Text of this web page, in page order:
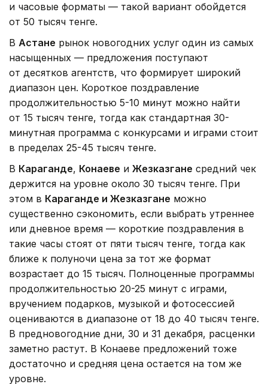
и часовые форматы — такой вариант обойдется
от 50 тысяч тенге.
В Астане рынок новогодних услуг один из самых
насыщенных — предложения поступают
от десятков агентств, что формирует широкий
диапазон цен. Короткое поздравление
продолжительностью 5-10 минут можно найти
от 15 тысяч тенге, тогда как стандартная 30-
минутная программа с конкурсами и играми стоит
в пределах 25-45 тысяч тенге.
В Караганде, Конаеве и Жезказгане средний чек
держится на уровне около 30 тысяч тенге. При
этом в Караганде и Жезказгане можно
существенно сэкономить, если выбрать утреннее
или дневное время — короткие поздравления в
такие часы стоят от пяти тысяч тенге, тогда как
ближе к полуночи цена за тот же формат
возрастает до 15 тысяч. Полноценные программы
продолжительностью 20-25 минут с играми,
вручением подарков, музыкой и фотосессией
оцениваются в диапазоне от 18 до 40 тысяч тенге.
В предновогодние дни, 30 и 31 декабря, расценки
заметно растут. В Конаеве предложений тоже
достаточно и средняя цена остается на том же
уровне.